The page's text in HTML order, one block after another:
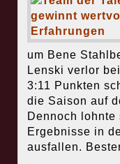
um Bene
Lenski verlor
3:11 Punkten
die Saison auf
Dennoch
Ergebnisse in
ausfallen.